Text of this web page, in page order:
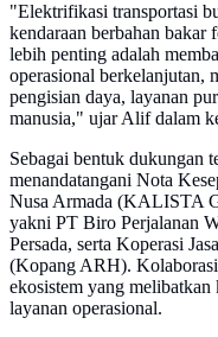
"Elektrifikasi transportasi
kendaraan berbahan bakar
lebih penting adalah
operasional berkelanjutan,
pengisian daya, layanan
manusia," ujar Alif dalam
Sebagai bentuk dukungan
menandatangani Nota
Nusa Armada (KALISTA
yakni PT Biro Perjalanan
Persada, serta Koperasi
(Kopang ARH).
ekosistem yang
layanan operasional.